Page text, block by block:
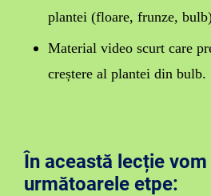
plantei (floare, frunze,
Material video scurt care
creștere al plantei din bulb.
În această lecție
următoarele etpe: